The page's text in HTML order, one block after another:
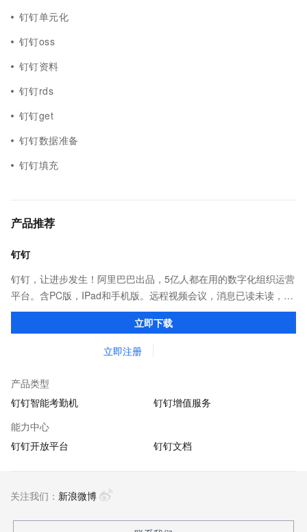
钉钉单元化
钉钉oss
钉钉资料
钉钉rds
钉钉get
钉钉数据准备
钉钉填充
产品推荐
钉钉
钉钉，让进步发生！阿里巴巴出品，5亿人都在用的数字化组织运营
平台。含PC版，IPad和手机版。远程视频会议，消息已读未读，
DING消息任务管理，让沟通更高效；移动办公考勤，审批，钉闪
会，钉钉文档，钉钉教育解决方案。
立即下载
立即注册
产品类型
钉钉智能考勤机
钉钉增值服务
能力中心
钉钉开放平台
钉钉文档
关注我们： 新浪微博